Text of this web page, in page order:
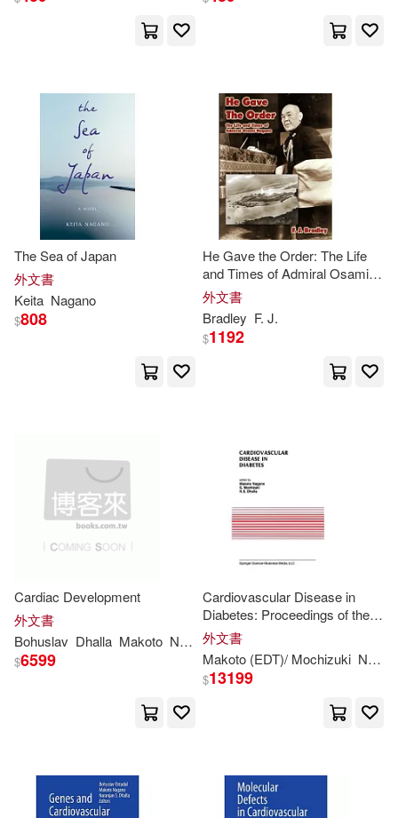
The Sea of Japan
外文書
Keita Nagano
$808
He Gave the Order: The Life
and Times of Admiral Osami
Nagano
外文書
Bradley F. J.
$1192
Cardiac Development
外文書
Bohuslav Dhalla Makoto Nagano Naranjan S.
$6599
Cardiovascular Disease in
Diabetes: Proceedings of the
Symposium on the Diabetic
Heart sponsored by the
Council of Cardiac Metab
外文書
Makoto (EDT)/ Mochizuki Nagano
$13199